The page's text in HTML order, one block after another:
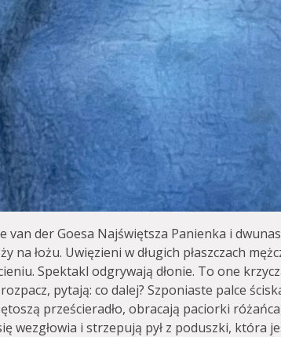
van der Goesa Najświętsza Panienka i
na łożu. Uwięzieni w długich płaszczach
Spektakl odgrywają dłonie. To one
pytają: co dalej? Szponiaste palce
prześcieradło, obracają paciorki
wezgłowia i strzepują pył z poduszki, która